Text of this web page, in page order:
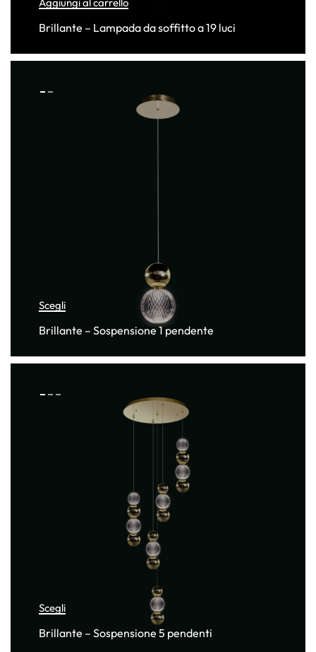
Brillante – Lampada da soffitto a 19 luci
Scegli
Brillante – Sospensione 1 pendente
Scegli
Brillante – Sospensione 5 pendenti